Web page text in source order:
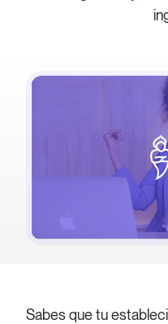
Sabes que tu